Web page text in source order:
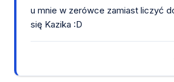
u mnie w zerówce zamiast liczyć
się Kazika :D